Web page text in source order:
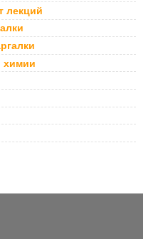
лекций
химии